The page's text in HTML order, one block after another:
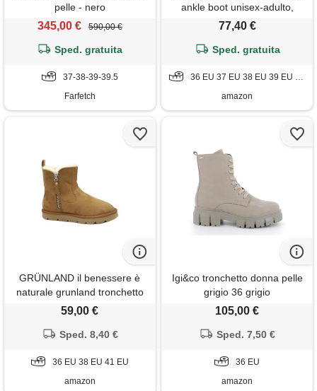
pelle - nero
345,00 € 590,00 €
Sped. gratuita
37-38-39-39.5
Farfetch
ankle boot unisex-adulto,
sand flow, 40 eu
77,40 €
Sped. gratuita
36 EU 37 EU 38 EU 39 EU 40 EU 41 EU 42 EU 43 EU 44 EU 46 EU 47 EU
amazon
GRÜNLAND il benessere è
naturale grunland tronchetto
scamosciato con cerniera
36
59,00 €
Sped. 8,40 €
36 EU 38 EU 41 EU
amazon
Igi&co tronchetto donna pelle
grigio 36 grigio
105,00 €
Sped. 7,50 €
36 EU
amazon